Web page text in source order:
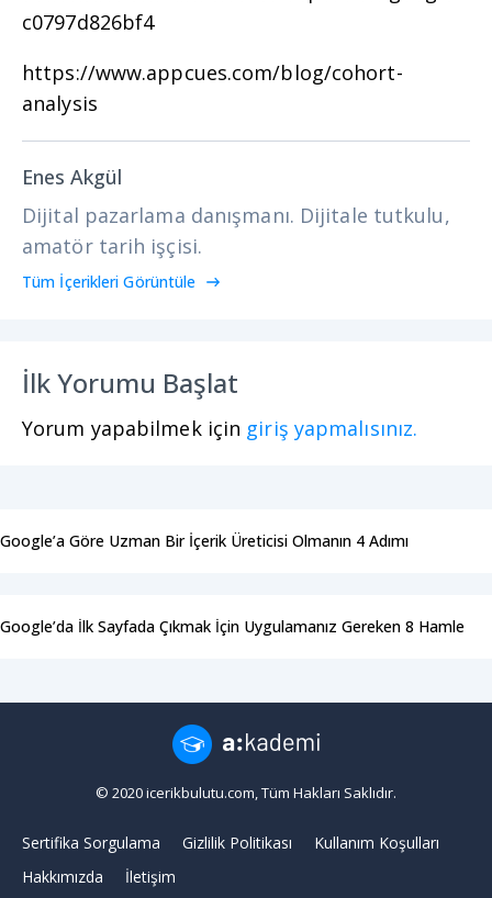
c0797d826bf4
https://www.appcues.com/blog/cohort-
analysis
Enes Akgül
Dijital pazarlama danışmanı. Dijitale tutkulu,
amatör tarih işçisi.
Tüm İçerikleri Görüntüle
İlk Yorumu Başlat
Yorum yapabilmek için giriş yapmalısınız.
Google’a Göre Uzman Bir İçerik Üreticisi Olmanın 4 Adımı
Google’da İlk Sayfada Çıkmak İçin Uygulamanız Gereken 8 Hamle
© 2020 icerikbulutu.com, Tüm Hakları Saklıdır.
Sertifika Sorgulama Gizlilik Politikası
Kullanım Koşulları
Hakkımızda
İletişim